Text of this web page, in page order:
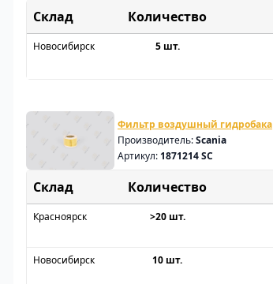
Склад
Новосибирск 5 шт.
Фильтр воздушный гидробака
Производитель:Scania
Артикул: 1871214 SC
Склад
Красноярск >20 шт.
Новосибирск 10 шт.